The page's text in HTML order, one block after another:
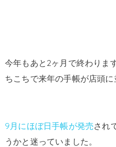
今年もあと2ヶ月で終わりま
ちこちで来年の手帳が店頭に
9月にほぼ日手帳が発売され
うかと迷っていました。